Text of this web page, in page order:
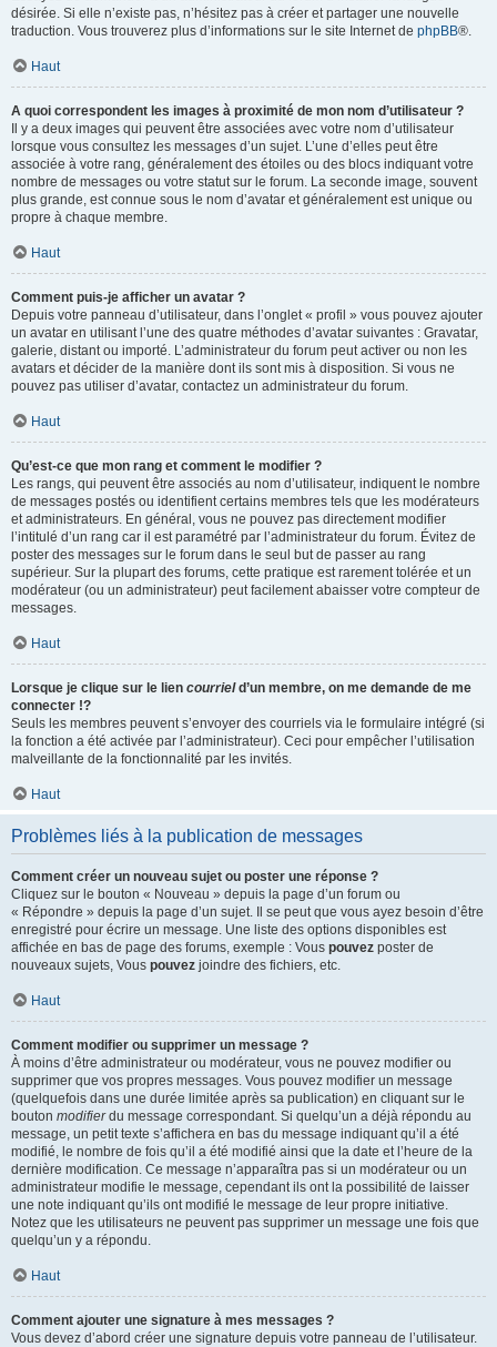
désirée. Si elle n’existe pas, n’hésitez pas à créer et partager une nouvelle
traduction. Vous trouverez plus d’informations sur le site Internet de phpBB®.
Haut
A quoi correspondent les images à proximité de mon nom d’utilisateur ?
Il y a deux images qui peuvent être associées avec votre nom d’utilisateur
lorsque vous consultez les messages d’un sujet. L’une d’elles peut être
associée à votre rang, généralement des étoiles ou des blocs indiquant votre
nombre de messages ou votre statut sur le forum. La seconde image, souvent
plus grande, est connue sous le nom d’avatar et généralement est unique ou
propre à chaque membre.
Haut
Comment puis-je afficher un avatar ?
Depuis votre panneau d’utilisateur, dans l’onglet « profil » vous pouvez ajouter
un avatar en utilisant l’une des quatre méthodes d’avatar suivantes : Gravatar,
galerie, distant ou importé. L’administrateur du forum peut activer ou non les
avatars et décider de la manière dont ils sont mis à disposition. Si vous ne
pouvez pas utiliser d’avatar, contactez un administrateur du forum.
Haut
Qu’est-ce que mon rang et comment le modifier ?
Les rangs, qui peuvent être associés au nom d’utilisateur, indiquent le nombre
de messages postés ou identifient certains membres tels que les modérateurs
et administrateurs. En général, vous ne pouvez pas directement modifier
l’intitulé d’un rang car il est paramétré par l’administrateur du forum. Évitez de
poster des messages sur le forum dans le seul but de passer au rang
supérieur. Sur la plupart des forums, cette pratique est rarement tolérée et un
modérateur (ou un administrateur) peut facilement abaisser votre compteur de
messages.
Haut
Lorsque je clique sur le lien courrield’un membre, on me demande de me
connecter !?
Seuls les membres peuvent s’envoyer des courriels via le formulaire intégré (si
la fonction a été activée par l’administrateur). Ceci pour empêcher l’utilisation
malveillante de la fonctionnalité par les invités.
Haut
Problèmes liés à la publication de messages
Comment créer un nouveau sujet ou poster une réponse ?
Cliquez sur le bouton « Nouveau » depuis la page d’un forum ou
« Répondre » depuis la page d’un sujet. Il se peut que vous ayez besoin d’être
enregistré pour écrire un message. Une liste des options disponibles est
affichée en bas de page des forums, exemple : Vous pouvez poster de
nouveaux sujets, Vous pouvez joindre des fichiers, etc.
Haut
Comment modifier ou supprimer un message ?
À moins d’être administrateur ou modérateur, vous ne pouvez modifier ou
supprimer que vos propres messages. Vous pouvez modifier un message
(quelquefois dans une durée limitée après sa publication) en cliquant sur le
bouton modifierdu message correspondant. Si quelqu’un a déjà répondu au
message, un petit texte s’affichera en bas du message indiquant qu’il a été
modifié, le nombre de fois qu’il a été modifié ainsi que la date et l’heure de la
dernière modification. Ce message n’apparaîtra pas si un modérateur ou un
administrateur modifie le message, cependant ils ont la possibilité de laisser
une note indiquant qu’ils ont modifié le message de leur propre initiative.
Notez que les utilisateurs ne peuvent pas supprimer un message une fois que
quelqu’un y a répondu.
Haut
Comment ajouter une signature à mes messages ?
Vous devez d’abord créer une signature depuis votre panneau de l’utilisateur.